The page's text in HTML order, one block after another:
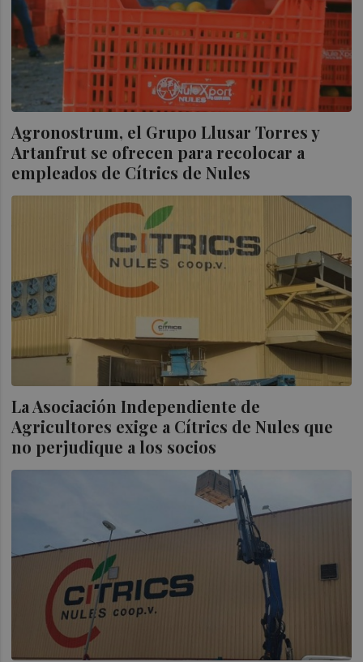
Agronostrum, el Grupo Llusar Torres y
Artanfrut se ofrecen para recolocar a
empleados de Cítrics de Nules
La Asociación Independiente de
Agricultores exige a Cítrics de Nules que
no perjudique a los socios